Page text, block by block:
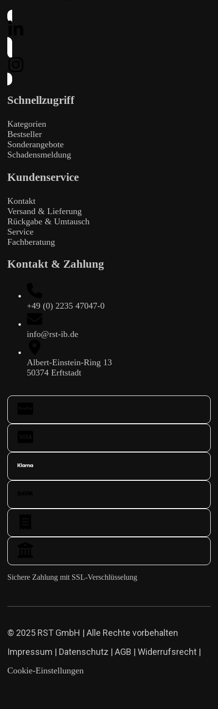
Schnellzugriff
Kategorien
Bestseller
Sonderangebote
Schadensmeldung
Kundenservice
Kontakt
Versand & Lieferung
Rückgabe & Umtausch
Service
Fachberatung
Kontakt & Zahlung
+49 (0) 2235 47047-0
info@rst-ib.de
Albert-Einstein-Ring 13
50374 Erftstadt
Sichere Zahlung mit SSL-Verschlüsselung
© 2025 RST GmbH | Alle Rechte vorbehalten
Impressum | Datenschutz | AGB | Widerrufsrecht |
Cookie-Einstellungen